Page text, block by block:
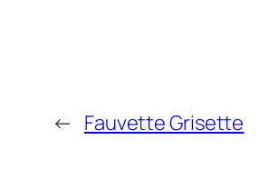
← Fauvette Grisette